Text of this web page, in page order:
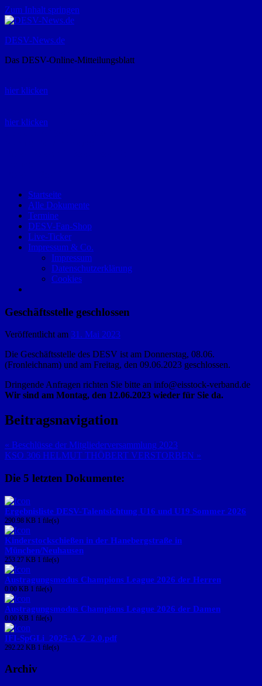
Zum Inhalt springen
DESV-News.de
Das DESV-Online-Mitteilungsblatt
hier klicken
hier klicken
Startseite
Alle Dokumente
Termine
DESV-Fan-Shop
Live-Ticker
Impressum & Co.
Impressum
Datenschutzerklärung
Cookies
Geschäftsstelle geschlossen
Veröffentlicht am 31. Mai 2023
Die Geschäftsstelle des DESV ist am Donnerstag, 08.06.
(Fronleichnam) und am Freitag, den 09.06.2023 geschlossen.
Dringende Anfragen richten Sie bitte an info@eisstock-verband.de
Wir sind am Montag, den 12.06.2023 wieder für Sie da.
Beitragsnavigation
« Beschlüsse der Mitgliederversammlung 2023
KSO 306 HELMUT THÖBERT VERSTORBEN »
Die 5 letzten Dokumente:
Ergebnisliste DESV-Talentsichtung U16 und U19 Sommer 2026
290.98 KB 1 file(s)
Kinderstockschießen in der Hanebergstraße in
München/Neuhausen
253.27 KB 1 file(s)
Austragungsmodus Champions League 2026 der Herren
0.00 KB 1 file(s)
Austragungsmodus Champions League 2026 der Damen
0.00 KB 1 file(s)
IFI-SpGLi_2025-A-Z_2.0.pdf
292.22 KB 1 file(s)
Archiv